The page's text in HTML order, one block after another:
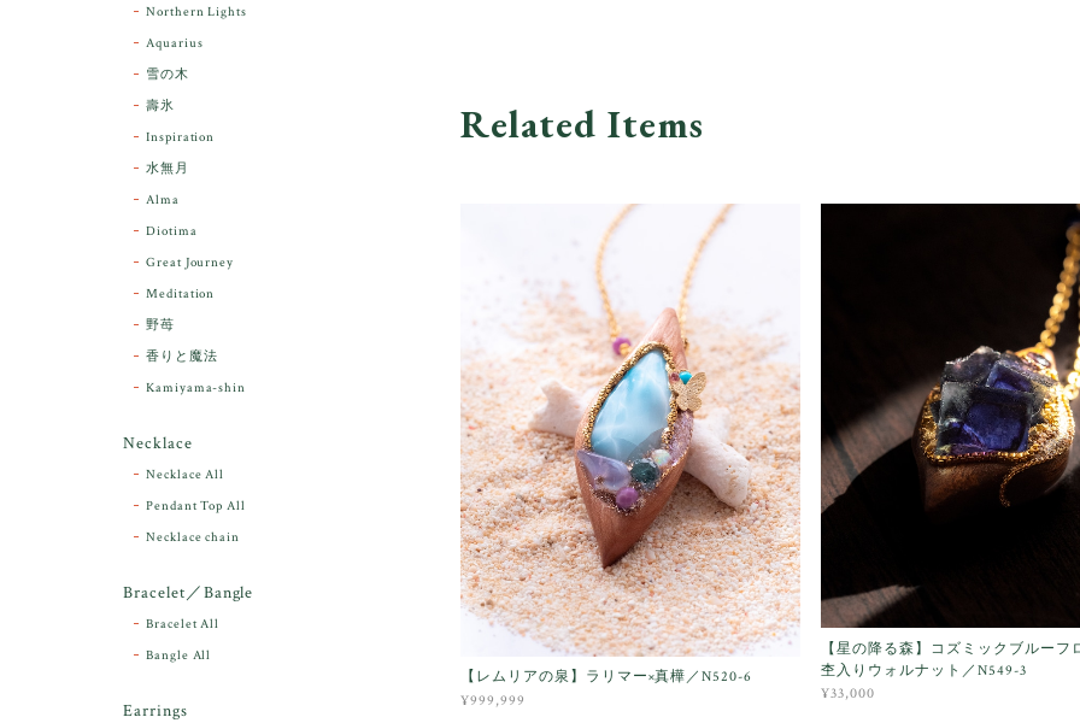
Related Items
【レムリアの泉】ラリマー×真樺／N520-6
¥999,999
【星の降る森】コズミックブルーフ
杢入りウォルナット／N549-3
¥33,000
Northern Lights
Aquarius
雪の木
壽氷
Inspiration
水無月
Alma
Diotima
Great Journey
Meditation
野苺
香りと魔法
Kamiyama-shin
Necklace
Necklace All
Pendant Top All
Necklace chain
Bracelet／Bangle
Bracelet All
Bangle All
Earrings